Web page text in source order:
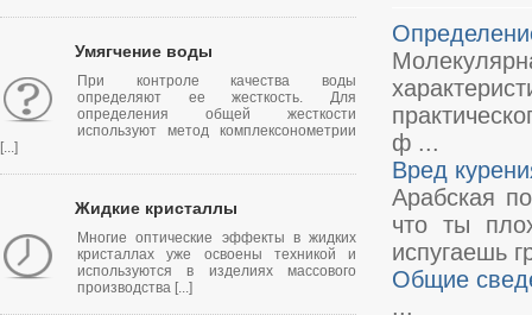
Умягчение воды
При контроле качества воды
определяют ее жесткость. Для
определения общей жесткости
используют метод комплексонометрии
[...]
Жидкие кристаллы
Многие оптические эффекты в жидких
кристаллах уже освоены техникой и
используются в изделиях массового
производства [...]
ф ...
Вред
Арабская
что ты
испугаешь
Общие
...